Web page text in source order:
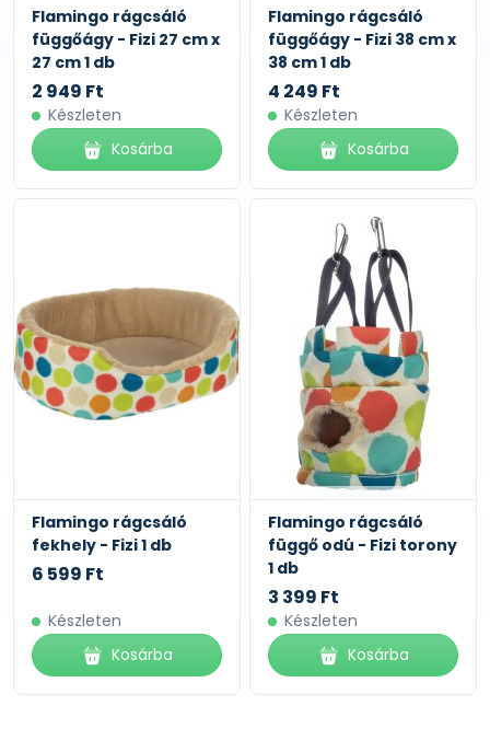
Flamingo rágcsáló
függőágy - Fizi 27 cm x
27 cm 1 db
2 949 Ft
Készleten
Kosárba
Flamingo rágcsáló
függőágy - Fizi 38 cm x
38 cm 1 db
4 249 Ft
Készleten
Kosárba
Flamingo rágcsáló
fekhely - Fizi 1 db
6 599 Ft
Készleten
Kosárba
Flamingo rágcsáló
függő odú - Fizi torony
1 db
3 399 Ft
Készleten
Kosárba